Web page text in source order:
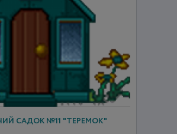
САДОК №11 "ТЕРЕМОК"